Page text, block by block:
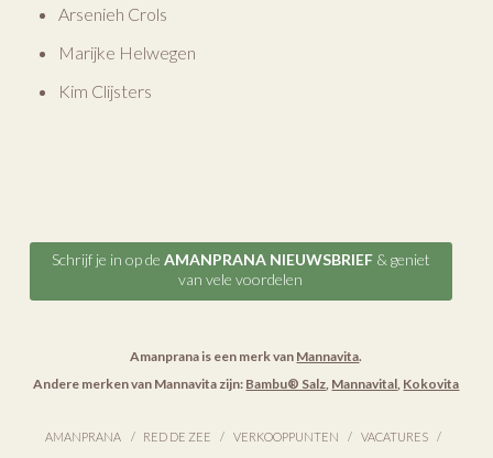
Arsenieh Crols
Marijke Helwegen
Kim Clijsters
Schrijf je in op de AMANPRANA NIEUWSBRIEF& geniet
van vele voordelen
Amanprana is een merk van Mannavita.
Andere merken van Mannavita zijn: Bambu® Salz, Mannavital, Kokovita
AMANPRANA RED DE ZEE VERKOOPPUNTEN
VACATURES